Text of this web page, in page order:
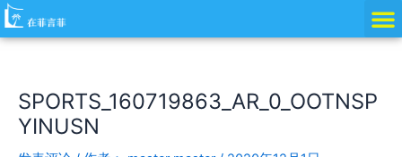
跳
至
SPORTS_160719863_AR_0_OOTNSP
YINUSN
Post
navigation